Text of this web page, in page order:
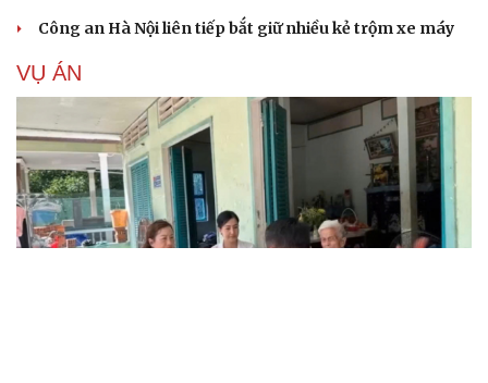
Công an Hà Nội liên tiếp bắt giữ nhiều kẻ trộm xe máy
VỤ ÁN